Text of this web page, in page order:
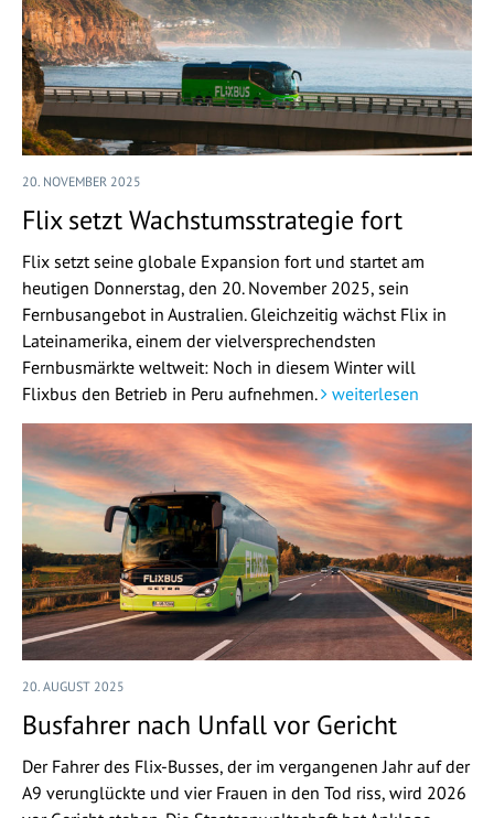
20. NOVEMBER 2025
Flix setzt Wachstumsstrategie fort
Flix setzt seine globale Expansion fort und startet am
heutigen Donnerstag, den 20. November 2025, sein
Fernbusangebot in Australien. Gleichzeitig wächst Flix in
Lateinamerika, einem der vielversprechendsten
Fernbusmärkte weltweit: Noch in diesem Winter will
Flixbus den Betrieb in Peru aufnehmen.
weiterlesen
20. AUGUST 2025
Busfahrer nach Unfall vor Gericht
Der Fahrer des Flix-Busses, der im vergangenen Jahr auf der
A9 verunglückte und vier Frauen in den Tod riss, wird 2026